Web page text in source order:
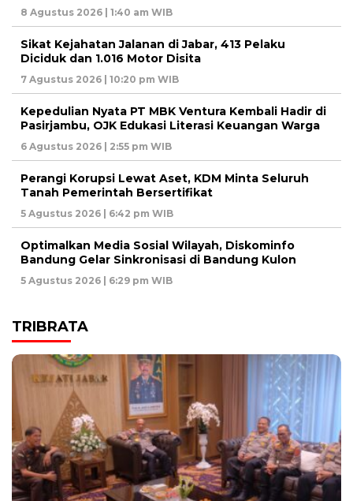
8 Agustus 2026 | 1:40 am WIB
Sikat Kejahatan Jalanan di Jabar, 413 Pelaku
Diciduk dan 1.016 Motor Disita ‎
7 Agustus 2026 | 10:20 pm WIB
Kepedulian Nyata PT MBK Ventura Kembali Hadir di
Pasirjambu, OJK Edukasi Literasi Keuangan Warga
6 Agustus 2026 | 2:55 pm WIB
Perangi Korupsi Lewat Aset, KDM Minta Seluruh
Tanah Pemerintah Bersertifikat
5 Agustus 2026 | 6:42 pm WIB
Optimalkan Media Sosial Wilayah, Diskominfo
Bandung Gelar Sinkronisasi di Bandung Kulon
5 Agustus 2026 | 6:29 pm WIB
TRIBRATA